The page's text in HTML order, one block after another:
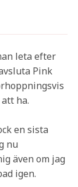
leta efter
Pink
ha.
en sista
nu
även om jag
igen.